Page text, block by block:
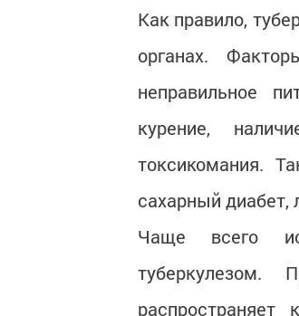
Как правило,
органах.
неправильное
курение,
токсикомания.
сахарный диабет,
Чаще всего